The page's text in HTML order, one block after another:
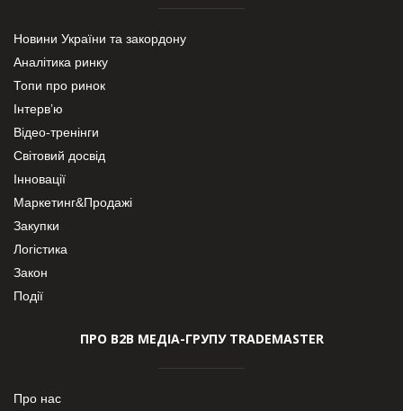
Новини України та закордону
Аналітика ринку
Топи про ринок
Інтерв’ю
Відео-тренінги
Світовий досвід
Інновації
Маркетинг&Продажі
Закупки
Логістика
Закон
Події
ПРО В2В МЕДІА-ГРУПУ TRADEMASTER
Про нас